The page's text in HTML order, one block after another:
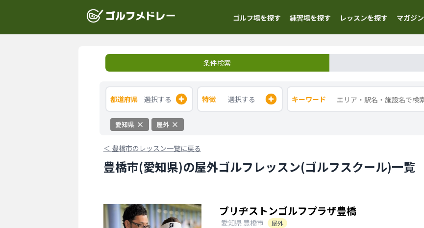
ゴルフ場を探す 練習場を探す レッスンを探す マガジン
条件検索
都道府県 選択する 特徴 選択する キーワード
愛知県 屋外
＜ 豊橋市のレッスン一覧に戻る
豊橋市(愛知県)の屋外ゴルフレッスン(ゴルフスクール)一覧
ブリヂストンゴルフプラザ豊橋
愛知県 豊橋市
屋外